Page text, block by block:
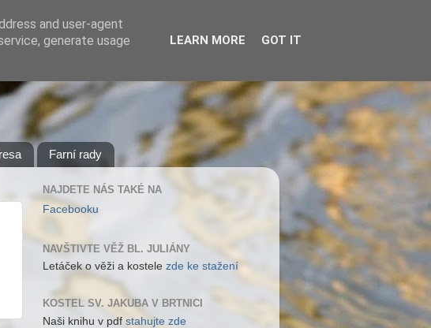
Farní rady
NAJDETE NÁS TAKÉ NA
Facebooku
NAVŠTIVTE VĚŽ BL. JULIÁNY
Letáček o věži a kostele zde ke stažení
KOSTEL SV. JAKUBA V BRTNICI
Naši knihu v pdf stahujte zde
and user-agent
generate usage
LEARN MORE GOT IT